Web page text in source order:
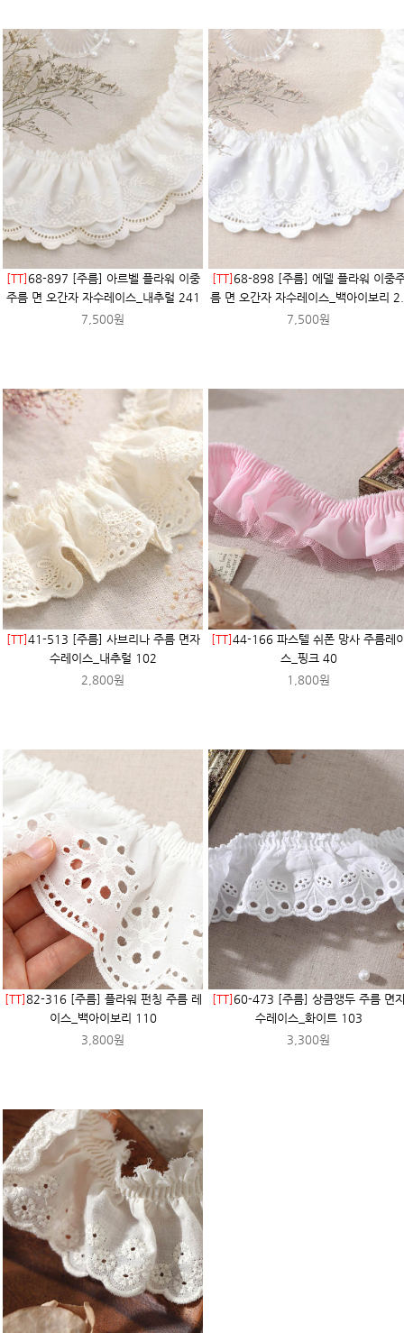
[TT]68-897 [주름] 아르벨 플라워 이중
주름 면 오간자 자수레이스_내추럴 241
7,500원
[TT]68-898 [주름] 에델 플라워 이중
름 면 오간자 자수레이스_백아이보리
7,500원
[TT]41-513 [주름] 사브리나 주름 면자
수레이스_내추럴 102
2,800원
[TT]44-166 파스텔 쉬폰 망사 주름레
스_핑크 40
1,800원
[TT]82-316 [주름] 플라워 펀칭 주름 레
이스_백아이보리 110
3,800원
[TT]60-473 [주름] 상큼앵두 주름 면
수레이스_화이트 103
3,300원